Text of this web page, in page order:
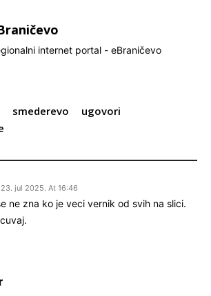
internet portal - eBraničevo
smederevo
ugovori
23. jul 2025. At 16:46
ne zna ko je veci vernik od svih na slici.